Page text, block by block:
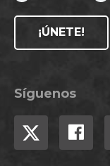
¡ÚNETE!
Síguenos